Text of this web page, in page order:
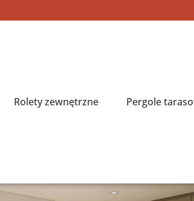
Rolety zewnętrzne Pergole